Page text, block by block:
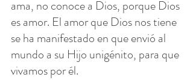
ama, no conoce a Dios, porque Dios
es amor. El amor que Dios nos tiene
se ha manifestado en que envió al
mundo a su Hijo unigénito, para que
vivamos por él.